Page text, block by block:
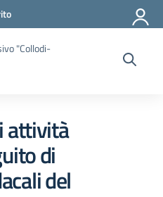
"Collodi-
attività
di
del